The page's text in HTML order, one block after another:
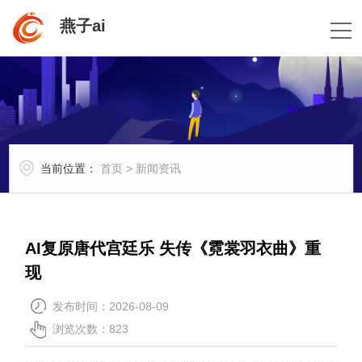
燕子ai
当前位置： 首页 > 新闻资讯
AI复原唐代宫廷乐 失传《霓裳羽衣曲》重
现
发布时间：2026-08-09
浏览次数：823